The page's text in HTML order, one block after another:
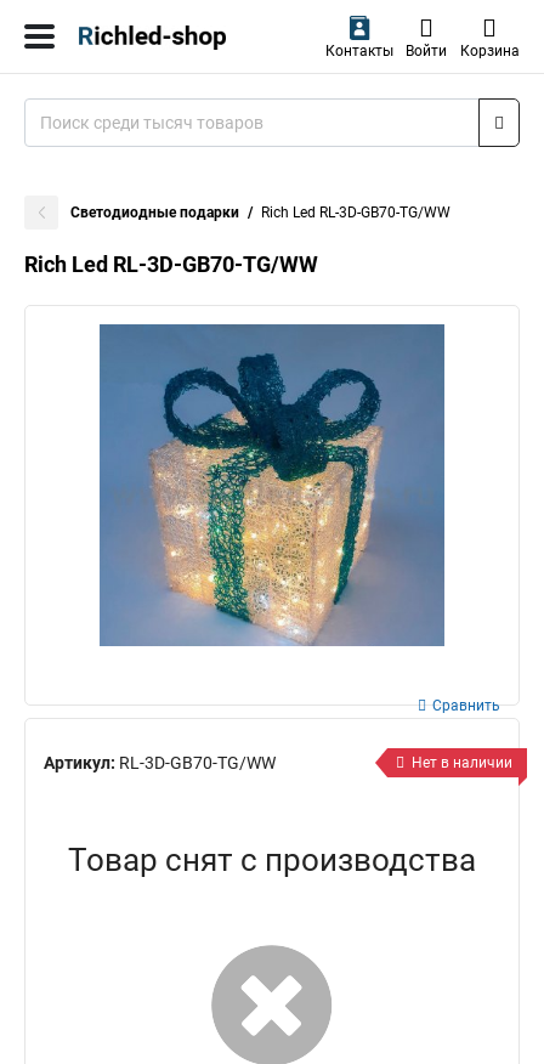
Контакты Войти Корзина
Светодиодные подарки Rich Led RL-3D-GB70-TG/WW
Rich Led RL-3D-GB70-TG/WW
Артикул: RL-3D-GB70-TG/WW
Сравнить
Нет в наличии
Товар снят с производства